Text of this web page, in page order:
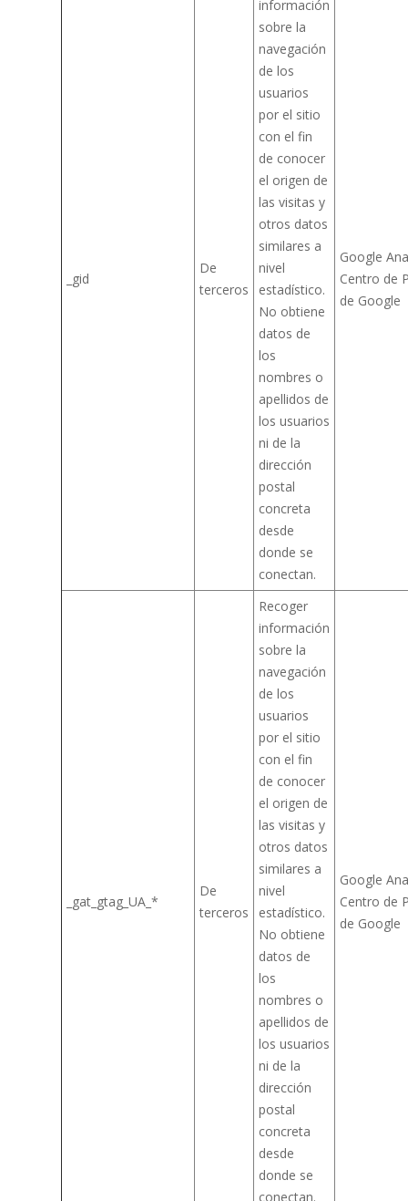
_gid
De
terceros
información
sobre la
navegación
de los
usuarios
por el sitio
con el fin
de conocer
el origen de
las visitas y
otros datos
similares a
nivel
estadístico.
No obtiene
datos de
los
nombres o
apellidos de
los usuarios
ni de la
dirección
postal
concreta
desde
donde se
conectan.
Google
Centro de
de Google
_gat_gtag_UA_*
De
terceros
Recoger
información
sobre la
navegación
de los
usuarios
por el sitio
con el fin
de conocer
el origen de
las visitas y
otros datos
similares a
nivel
estadístico.
No obtiene
datos de
los
nombres o
apellidos de
los usuarios
ni de la
dirección
postal
concreta
desde
donde se
conectan.
Google
Centro de
de Google